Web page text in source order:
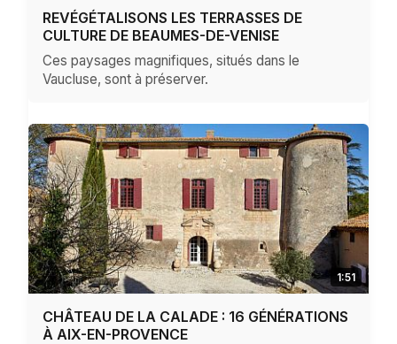
REVÉGÉTALISONS LES TERRASSES DE
CULTURE DE BEAUMES-DE-VENISE
Ces paysages magnifiques, situés dans le
Vaucluse, sont à préserver.
1:51
CHÂTEAU DE LA CALADE : 16 GÉNÉRATIONS
À AIX-EN-PROVENCE